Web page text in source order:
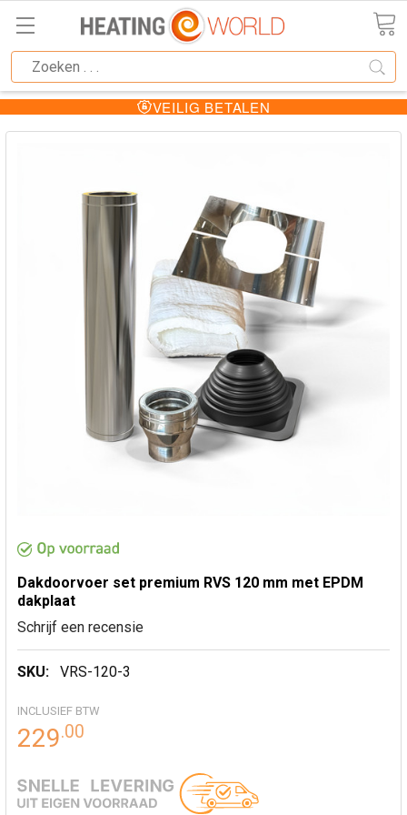
VEILIG BETALEN
Dakdoorvoer set premium RVS 120 mm met EPDM
dakplaat
Schrijf een recensie
SKU: VRS-120-3
INCLUSIEF BTW
229.00